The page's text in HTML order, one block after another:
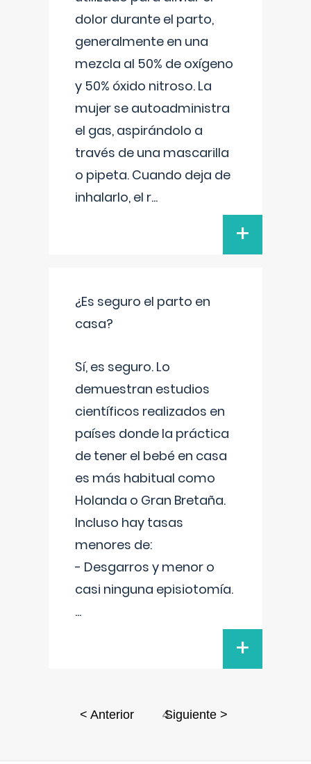
dolor durante el parto,
generalmente en una
mezcla al 50% de oxígeno
y 50% óxido nitroso. La
mujer se autoadministra
el gas, aspirándolo a
través de una mascarilla
o pipeta. Cuando deja de
inhalarlo, el r...
+
¿Es seguro el parto en
casa?
Sí, es seguro. Lo
demuestran estudios
científicos realizados en
países donde la práctica
de tener el bebé en casa
es más habitual como
Holanda o Gran Bretaña.
Incluso hay tasas
menores de:
- Desgarros y menor o
casi ninguna episiotomía.
...
+
< Anterior 4
Siguiente >